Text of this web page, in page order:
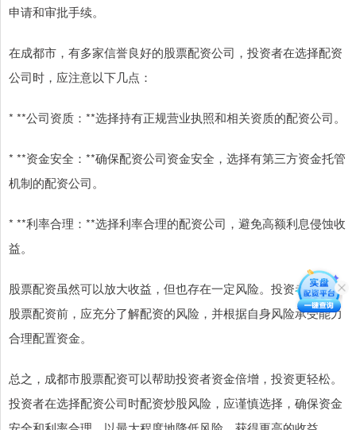
申请和审批手续。
在成都市，有多家信誉良好的股票配资公司，投资者在选择配资
公司时，应注意以下几点：
* **公司资质：**选择持有正规营业执照和相关资质的配资公司。
* **资金安全：**确保配资公司资金安全，选择有第三方资金托管
机制的配资公司。
* **利率合理：**选择利率合理的配资公司，避免高额利息侵蚀收
益。
股票配资虽然可以放大收益，但也存在一定风险。投资者在进行
股票配资前，应充分了解配资的风险，并根据自身风险承受能力
合理配置资金。
总之，成都市股票配资可以帮助投资者资金倍增，投资更轻松。
投资者在选择配资公司时配资炒股风险，应谨慎选择，确保资金